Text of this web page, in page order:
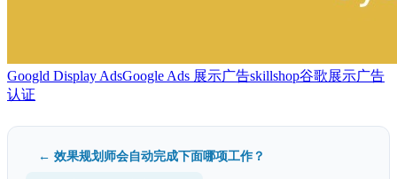
Googld Display AdsGoogle Ads 展示广告skillshop谷歌展示广告
认证
← 效果规划师会自动完成下面哪项工作？